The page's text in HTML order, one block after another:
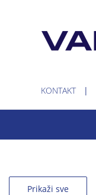
KONTAKT
Prikaži sve